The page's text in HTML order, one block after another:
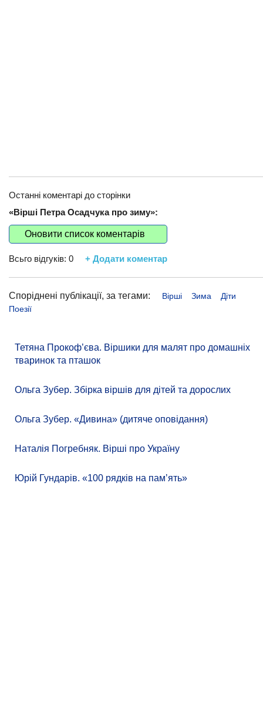
Останні коментарі до сторінки
«Вірші Петра Осадчука про зиму»:
Оновити список коментарів
Всьго відгуків: 0 + Додати коментар
Споріднені публікації, за тегами: Вірші Зима
Діти
Поезії
Тетяна Прокоф’єва. Віршики для малят про домашніх
тваринок та пташок
Ольга Зубер. Збірка віршів для дітей та дорослих
Ольга Зубер. «Дивина» (дитяче оповідання)
Наталія Погребняк. Вірші про Україну
Юрій Гундарів. «100 рядків на памʼять»